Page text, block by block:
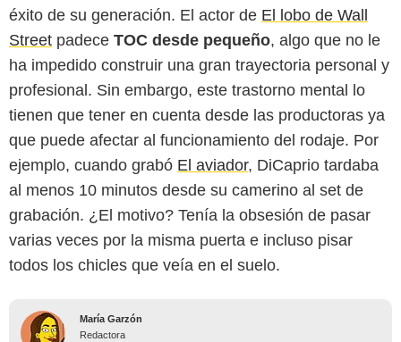
éxito de su generación. El actor de El lobo de Wall
Street padece TOC desde pequeño, algo que no le
ha impedido construir una gran trayectoria personal y
profesional. Sin embargo, este trastorno mental lo
tienen que tener en cuenta desde las productoras ya
que puede afectar al funcionamiento del rodaje. Por
ejemplo, cuando grabó El aviador, DiCaprio tardaba
al menos 10 minutos desde su camerino al set de
grabación. ¿El motivo? Tenía la obsesión de pasar
varias veces por la misma puerta e incluso pisar
todos los chicles que veía en el suelo.
María Garzón
Redactora